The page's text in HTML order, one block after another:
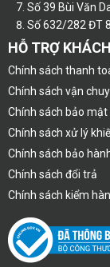
Số 39 Bùi Văn
Số 632/282 ĐT
HỖ TRỢ
Chính sách thanh
Chính sách vận
Chính sách bảo
Chính sách xử lý
Chính sách bảo
Chính sách đổi trả
Chính sách kiểm